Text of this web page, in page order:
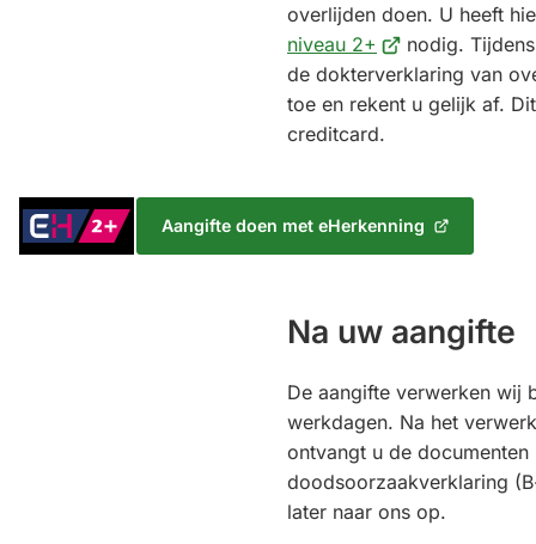
overlijden doen. U heeft
niveau 2+ (Verwijst
naar
een
externe
nodig.
de dokterverklaring van
toe en rekent u gelijk af.
creditcard.
Inloggen
met
Aangifte doen met eHerkenning
(Verwijst
Na uw aangifte
De aangifte verwerken wij
werkdagen. Na het
ontvangt u de
doodsoorzaakverklaring
later naar ons op.